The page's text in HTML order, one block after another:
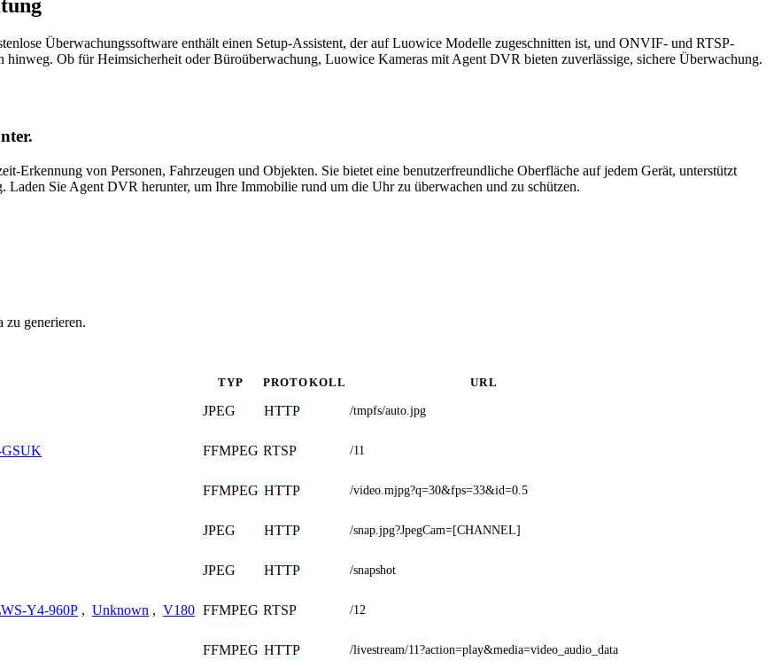
Überwachungssoftware enthält einen Setup-Assistent, der auf Luowice Modelle zugeschnitten ist, und ONVIF- und RTSP-
Ob für Heimsicherheit oder Büroüberwachung, Luowice Kameras mit Agent DVR bieten zuverlässige, sichere Überwachung.
Erkennung von Personen, Fahrzeugen und Objekten. Sie bietet eine benutzerfreundliche Oberfläche auf jedem Gerät, unterstützt
Sie Agent DVR herunter, um Ihre Immobilie rund um die Uhr zu überwachen und zu schützen.
generieren.
TYP PROTOKOLL URL
JPEG HTTP /tmpfs/auto.jpg
FFMPEG RTSP /11
FFMPEG HTTP /video.mjpg?q=30&fps=33&id=0.5
JPEG HTTP /snap.jpg?JpegCam=[CHANNEL]
JPEG HTTP /snapshot
Y4-960P , Unknown , V180 FFMPEG RTSP /12
FFMPEG HTTP /livestream/11?action=play&media=video_audio_data